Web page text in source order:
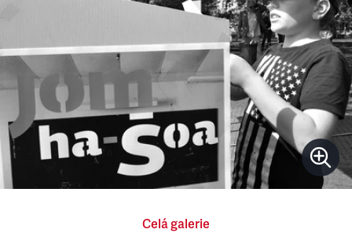
Celá galerie